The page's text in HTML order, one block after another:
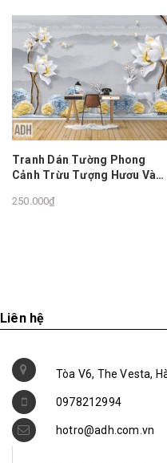
Tranh Dán Tường Phong
Cảnh Trừu Tượng Hươu Và
250.000₫
Liên hệ
Tòa V6, The Vesta,
0978212994
hotro@adh.com.vn